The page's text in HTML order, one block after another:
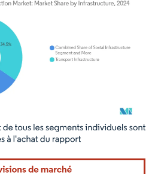
nécessite une attribution sous CC BY